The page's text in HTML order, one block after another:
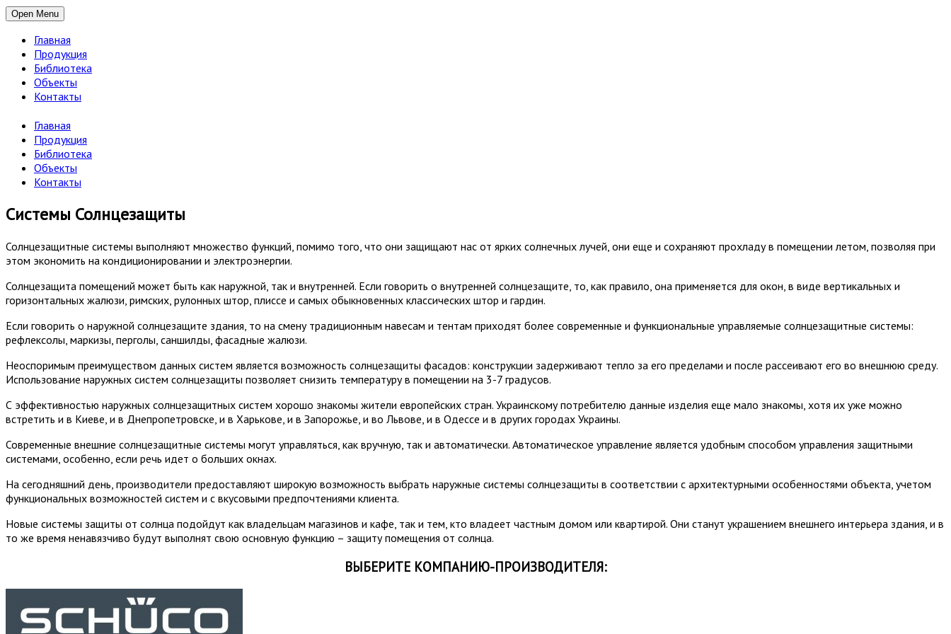
Open Menu
Главная
Продукция
Библиотека
Объекты
Контакты
Главная
Продукция
Библиотека
Объекты
Контакты
Системы Солнцезащиты
Солнцезащитные системы выполняют множество функций, помимо того, что они защищают нас от ярких солнечных лучей, они еще и сохраняют прохладу в помещении летом, позволяя при
этом экономить на кондиционировании и электроэнергии.
Солнцезащита помещений может быть как наружной, так и внутренней. Если говорить о внутренней солнцезащите, то, как правило, она применяется для окон, в виде вертикальных и
горизонтальных жалюзи, римских, рулонных штор, плиссе и самых обыкновенных классических штор и гардин.
Если говорить о наружной солнцезащите здания, то на смену традиционным навесам и тентам приходят более современные и функциональные управляемые солнцезащитные системы:
рефлексолы, маркизы, перголы, саншилды, фасадные жалюзи.
Неоспоримым преимуществом данных систем является возможность солнцезащиты фасадов: конструкции задерживают тепло за его пределами и после рассеивают его во внешнюю среду.
Использование наружных систем солнцезащиты позволяет снизить температуру в помещении на 3-7 градусов.
С эффективностью наружных солнцезащитных систем хорошо знакомы жители европейских стран. Украинскому потребителю данные изделия еще мало знакомы, хотя их уже можно
встретить и в Киеве, и в Днепропетровске, и в Харькове, и в Запорожье, и во Львове, и в Одессе и в других городах Украины.
Современные внешние солнцезащитные системы могут управляться, как вручную, так и автоматически. Автоматическое управление является удобным способом управления защитными
системами, особенно, если речь идет о больших окнах.
На сегодняшний день, производители предоставляют широкую возможность выбрать наружные системы солнцезащиты в соответствии с архитектурными особенностями объекта, учетом
функциональных возможностей систем и с вкусовыми предпочтениями клиента.
Новые системы защиты от солнца подойдут как владельцам магазинов и кафе, так и тем, кто владеет частным домом или квартирой. Они станут украшением внешнего интерьера здания, и в
то же время ненавязчиво будут выполнят свою основную функцию – защиту помещения от солнца.
ВЫБЕРИТЕ КОМПАНИЮ-ПРОИЗВОДИТЕЛЯ: